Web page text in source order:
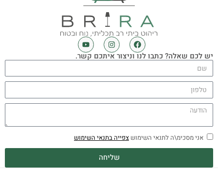
יש לכם שאלה? כתבו לנו וניצור איתכם קשר.
אני מסכימ\ה לתנאי השימוש צפייה בתנאי השימוש
שליחה